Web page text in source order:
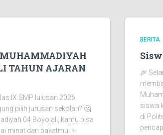
TAHUN AJARAN
IX SMP lulusan 2026.
pilih jurusan sekolah? 🤔
04 Boyolali, kamu bisa
minat dan bakatmu! ✨
BERITA
🎉
siswa
di